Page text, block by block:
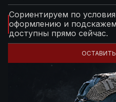
Сориентируем по
оформлению и
доступны прямо сейчас.